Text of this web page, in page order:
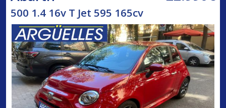
500 1.4 16v T Jet 595 165cv